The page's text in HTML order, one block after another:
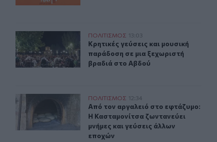
Κρητικές γεύσεις και μουσική παράδοση σε μια
ΠΟΛΙΤΙΣΜΟΣ 13:03
Κρητικές γεύσεις και μουσική
Κρητικές γεύσεις και μουσική
παράδοση σε μια ξεχωριστή
βραδιά στο Αβδού
Κασταμονίτσα: Η Γιορτή του Εφτάζυμου αναβιώνει
ΠΟΛΙΤΙΣΜΟΣ 12:34
Από τον αργαλειό στο εφτάζυμο: Η
Από τον αργαλειό στο εφτάζυμο:
Η Κασταμονίτσα ζωντανεύει
μνήμες και γεύσεις άλλων
εποχών